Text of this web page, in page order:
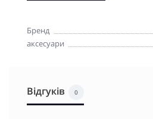
Бренд
аксесуари
Відгуків 0